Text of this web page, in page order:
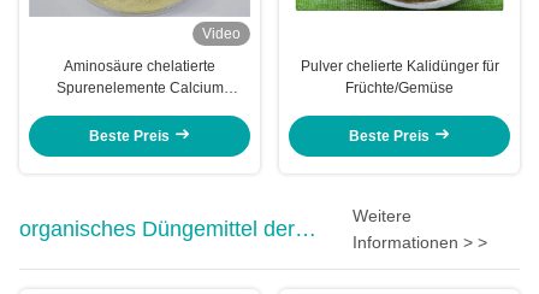
Video
Aminosäure chelatierte
Spurenelemente Calcium
Beste Preis
Pulver chelierte Kalidünger für
Früchte/Gemüse
Beste Preis
organisches Düngemittel der
Aminosäure
Weitere
Informationen > >